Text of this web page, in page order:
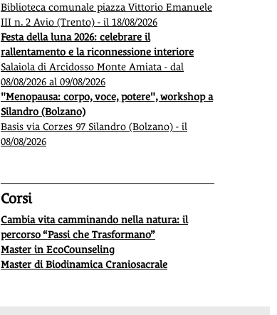
Biblioteca comunale piazza Vittorio Emanuele
III n. 2 Avio (Trento) - il 18/08/2026
Festa della luna 2026: celebrare il
rallentamento e la riconnessione interiore
Salaiola di Arcidosso Monte Amiata - dal
08/08/2026 al 09/08/2026
"Menopausa: corpo, voce, potere", workshop a
Silandro (Bolzano)
Basis via Corzes 97 Silandro (Bolzano) - il
08/08/2026
Corsi
Cambia vita camminando nella natura: il
percorso “Passi che Trasformano”
Master in EcoCounseling
Master di Biodinamica Craniosacrale